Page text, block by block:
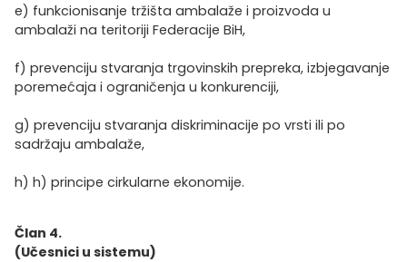
e) funkcionisanje tržišta ambalaže i proizvoda u
ambalaži na teritoriji Federacije BiH,
f) prevenciju stvaranja trgovinskih prepreka, izbjegavanje
poremećaja i ograničenja u konkurenciji,
g) prevenciju stvaranja diskriminacije po vrsti ili po
sadržaju ambalaže,
h) h) principe cirkularne ekonomije.
Član 4.
(Učesnici u sistemu)